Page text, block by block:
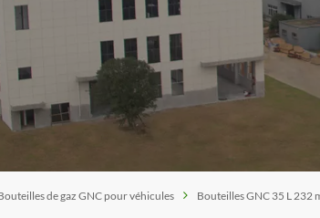
de gaz GNC pour véhicules Bouteilles GNC 35 L 232